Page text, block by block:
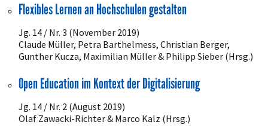
Flexibles Lernen an Hochschulen gestalten
Jg. 14 / Nr. 3 (November 2019)
Claude Müller, Petra Barthelmess, Christian Berger,
Gunther Kucza, Maximilian Müller & Philipp Sieber (Hrsg.)
Open Education im Kontext der Digitalisierung
Jg. 14 / Nr. 2 (August 2019)
Olaf Zawacki-Richter & Marco Kalz (Hrsg.)